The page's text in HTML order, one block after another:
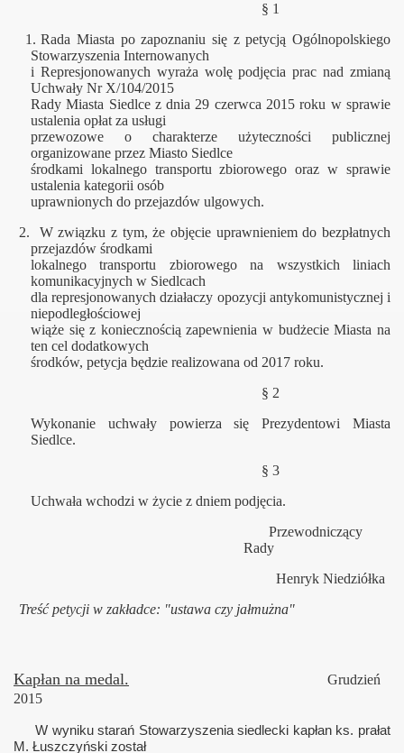
§ 1
1. Rada Miasta po zapoznaniu się z petycją Ogólnopolskiego
Stowarzyszenia Internowanych
i Represjonowanych wyraża wolę podjęcia prac nad zmianą
Uchwały Nr X/104/2015
Rady Miasta Siedlce z dnia 29 czerwca 2015 roku w sprawie
ustalenia opłat za usługi
przewozowe o charakterze użyteczności publicznej
organizowane przez Miasto Siedlce
środkami lokalnego transportu zbiorowego oraz w sprawie
ustalenia kategorii osób
uprawnionych do przejazdów ulgowych.
2.
W związku z tym, że objęcie uprawnieniem do bezpłatnych
przejazdów środkami
lokalnego transportu zbiorowego na wszystkich liniach
komunikacyjnych w Siedlcach
dla represjonowanych działaczy opozycji antykomunistycznej i
niepodległościowej
wiąże się z koniecznością zapewnienia w budżecie Miasta na
ten cel dodatkowych
środków, petycja będzie realizowana od 2017 roku.
§ 2
Wykonanie uchwały powierza się Prezydentowi Miasta
Siedlce.
§ 3
Uchwała wchodzi w życie z dniem podjęcia.
Przewodniczący
Rady
Henryk Niedziółka
Treść petycji w zakładce: "ustawa czy jałmużna"
Kapłan na medal.
Grudzień
2015
W wyniku starań Stowarzyszenia siedlecki kapłan ks. prałat
M. Łuszczyński został